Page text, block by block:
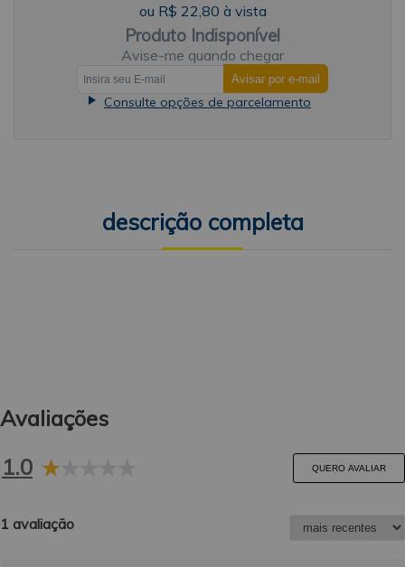
ou R$ 22,80 à vista
Produto Indisponível
Avise-me quando chegar
Consulte opções de parcelamento
descrição completa
Avaliações
1.0
QUERO AVALIAR
1 avaliação